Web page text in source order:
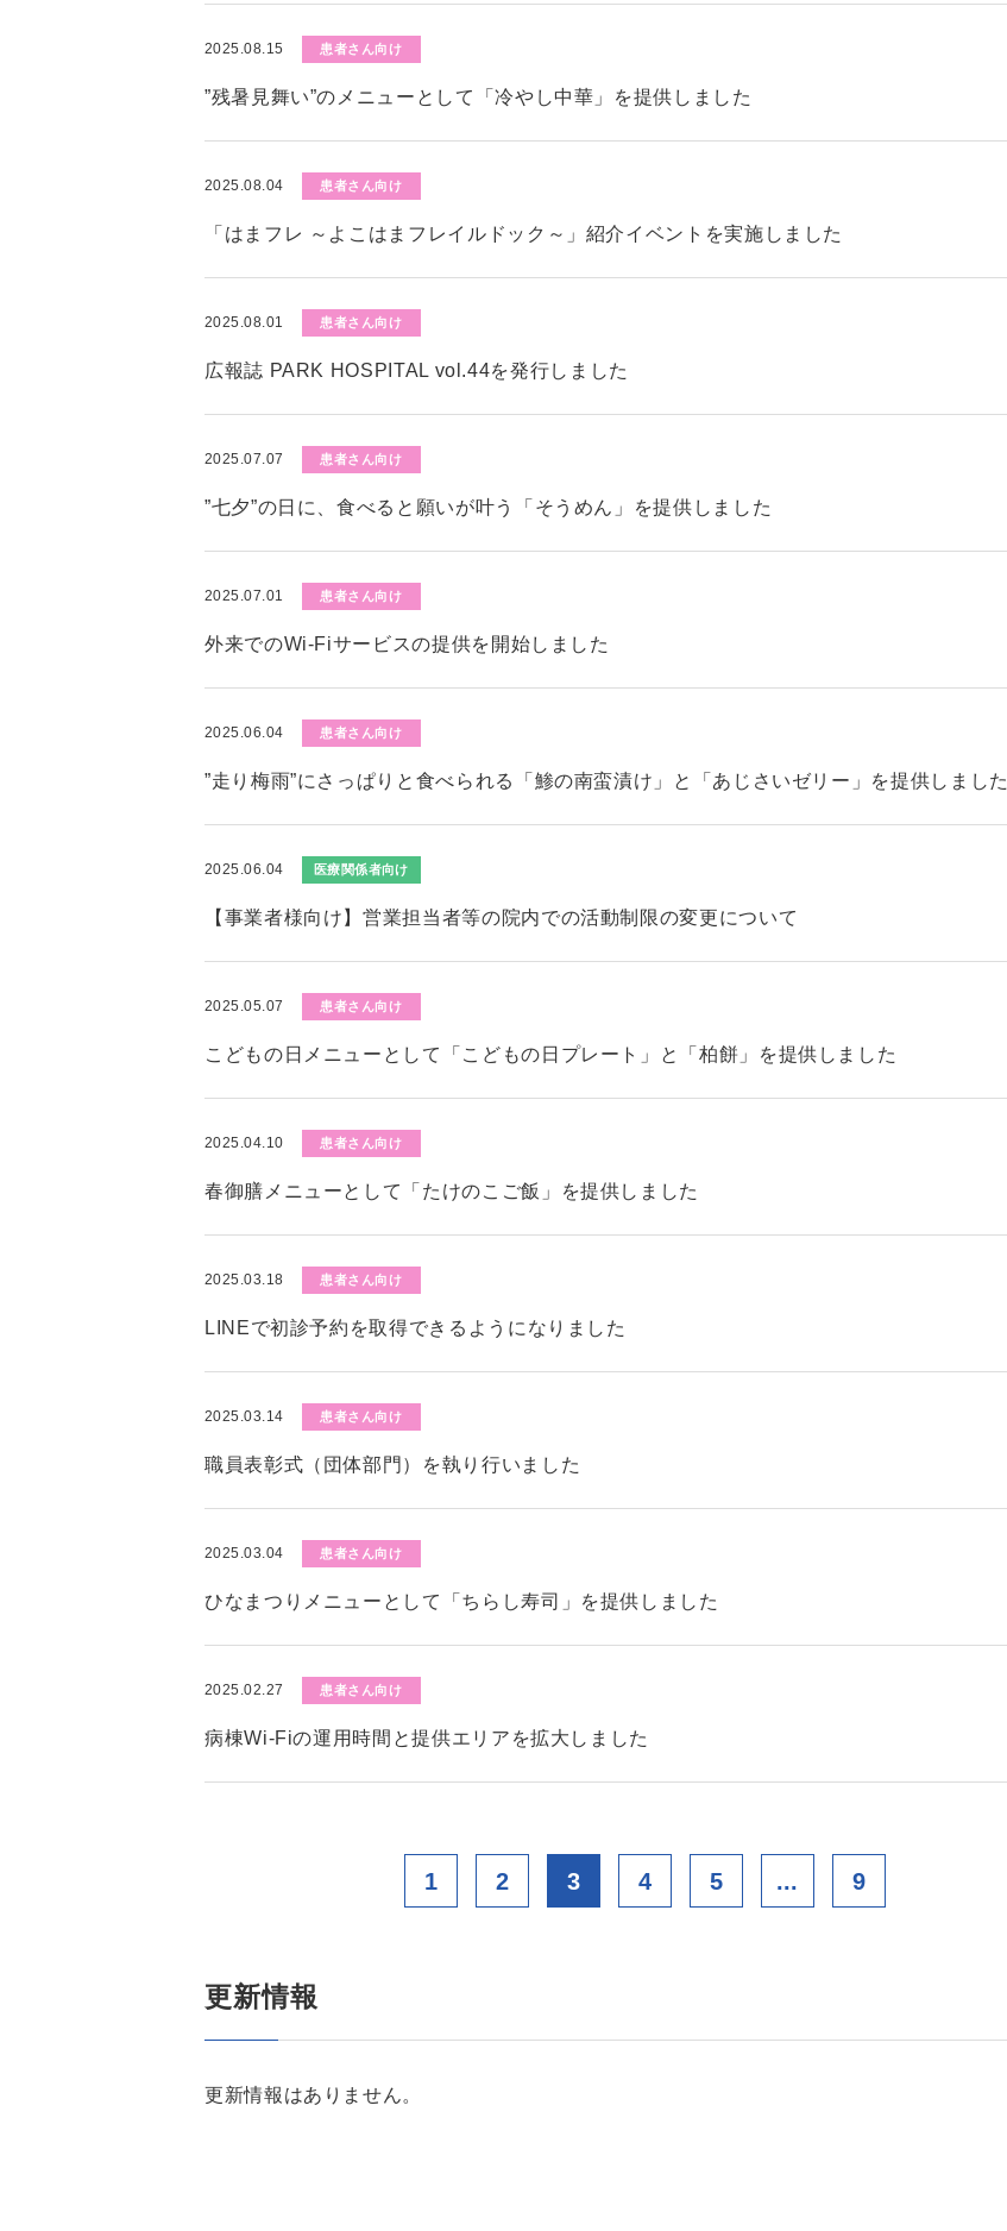
2025.08.15 患者さん向け
”残暑見舞い”のメニューとして「冷やし中華」を提供しました
2025.08.04 患者さん向け
「はまフレ ～よこはまフレイルドック～」紹介イベントを実施しました
2025.08.01 患者さん向け
広報誌 PARK HOSPITAL vol.44を発行しました
2025.07.07 患者さん向け
”七夕”の日に、食べると願いが叶う「そうめん」を提供しました
2025.07.01 患者さん向け
外来でのWi-Fiサービスの提供を開始しました
2025.06.04 患者さん向け
”走り梅雨”にさっぱりと食べられる「鯵の南蛮漬け」と「あじさいゼリー」を提供しました
2025.06.04 医療関係者向け
【事業者様向け】営業担当者等の院内での活動制限の変更について
2025.05.07 患者さん向け
こどもの日メニューとして「こどもの日プレート」と「柏餅」を提供しました
2025.04.10 患者さん向け
春御膳メニューとして「たけのこご飯」を提供しました
2025.03.18 患者さん向け
LINEで初診予約を取得できるようになりました
2025.03.14 患者さん向け
職員表彰式（団体部門）を執り行いました
2025.03.04 患者さん向け
ひなまつりメニューとして「ちらし寿司」を提供しました
2025.02.27 患者さん向け
病棟Wi-Fiの運用時間と提供エリアを拡大しました
1 2 3 4 5 ... 9
更新情報
更新情報はありません。